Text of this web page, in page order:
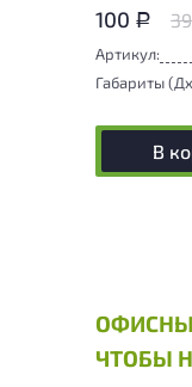
100 Р
Артикул:
Габариты
В
ЧТОБЫ